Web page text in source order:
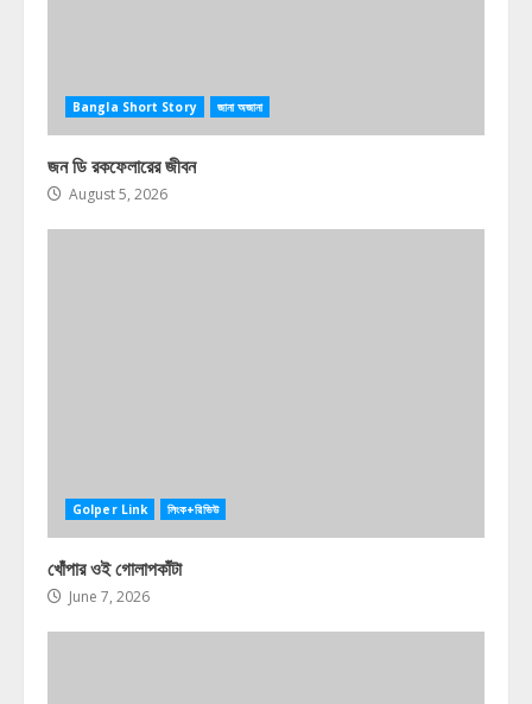
Bangla Short Story জানা অজানা
জন ডি রকফেলারের জীবন
August 5, 2026
Golper Link লিংক+রিভিউ
খোঁপার ওই গোলাপকাঁটা
June 7, 2026